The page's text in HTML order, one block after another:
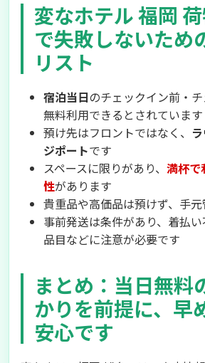
変なホテル 福岡
で失敗しないため
リスト
宿泊当日のチェックイン前・
無料利用できるとされています
預け先はフロントではなく、
ジポートです
スペースに限りがあり、 満杯で
性があります
貴重品や高価品は預けず、手
事前発送は条件があり、着払
品目などに注意が必要です
まとめ：当日無料
かりを前提に、早
安心です